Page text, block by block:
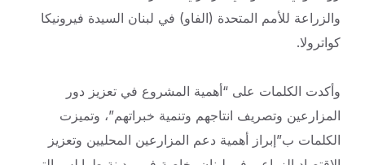
والزراعة للأمم المتحدة (الفاو) في لبنان السيدة فيرونيكا
كواترولا.
وأكدت الكلمات على “أهمية المشروع في تعزيز دور
المزارعين وتصريف انتاجهم وتنمية خبراتهم”، ‎وتميزت
الكلمات ب”إبراز أهمية دعم المزارعين المحليين وتعزيز